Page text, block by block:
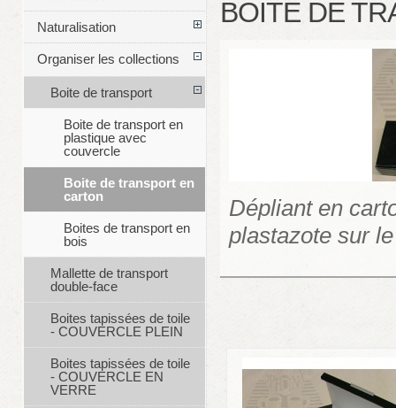
BOITE DE
Dépliant en
plastazote sur
Naturalisation
Organiser les collections
Boite de transport
Boite de transport en
plastique avec
couvercle
Boite de transport en
carton
Boites de transport en
bois
Mallette de transport
double-face
Boites tapissées de toile
- COUVERCLE PLEIN
Boites tapissées de toile
- COUVERCLE EN
VERRE